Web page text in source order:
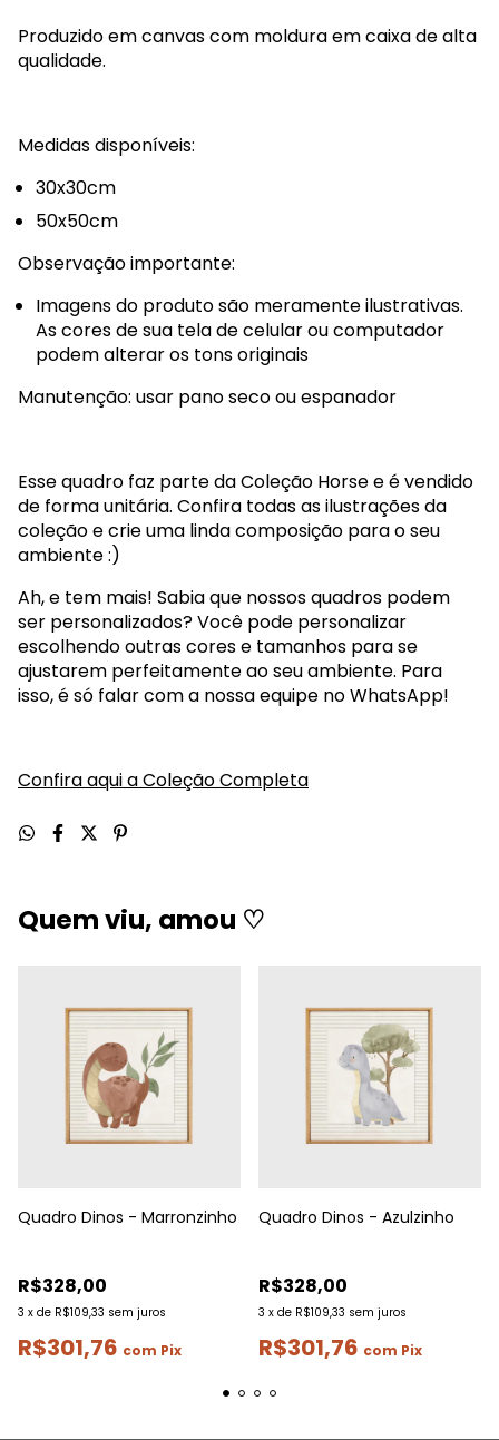
Produzido em canvas com moldura em caixa de alta
qualidade.
Medidas disponíveis:
30x30cm
50x50cm
Observação importante:
Imagens do produto são meramente ilustrativas.
As cores de sua tela de celular ou computador
podem alterar os tons originais
Manutenção: usar pano seco ou espanador
Esse quadro faz parte da Coleção Horse e é vendido
de forma unitária. Confira todas as ilustrações da
coleção e crie uma linda composição para o seu
ambiente :)
Ah, e tem mais! Sabia que nossos quadros podem
ser personalizados? Você pode personalizar
escolhendo outras cores e tamanhos para se
ajustarem perfeitamente ao seu ambiente. Para
isso, é só falar com a nossa equipe no WhatsApp!
Confira aqui a Coleção Completa
Quem viu, amou ♡
Quadro Dinos - Marronzinho
R$328,00
3 x de R$109,33 sem juros
R$301,76 com Pix
Quadro Dinos - Azulzinho
R$328,00
3 x de R$109,33 sem juros
R$301,76 com Pix